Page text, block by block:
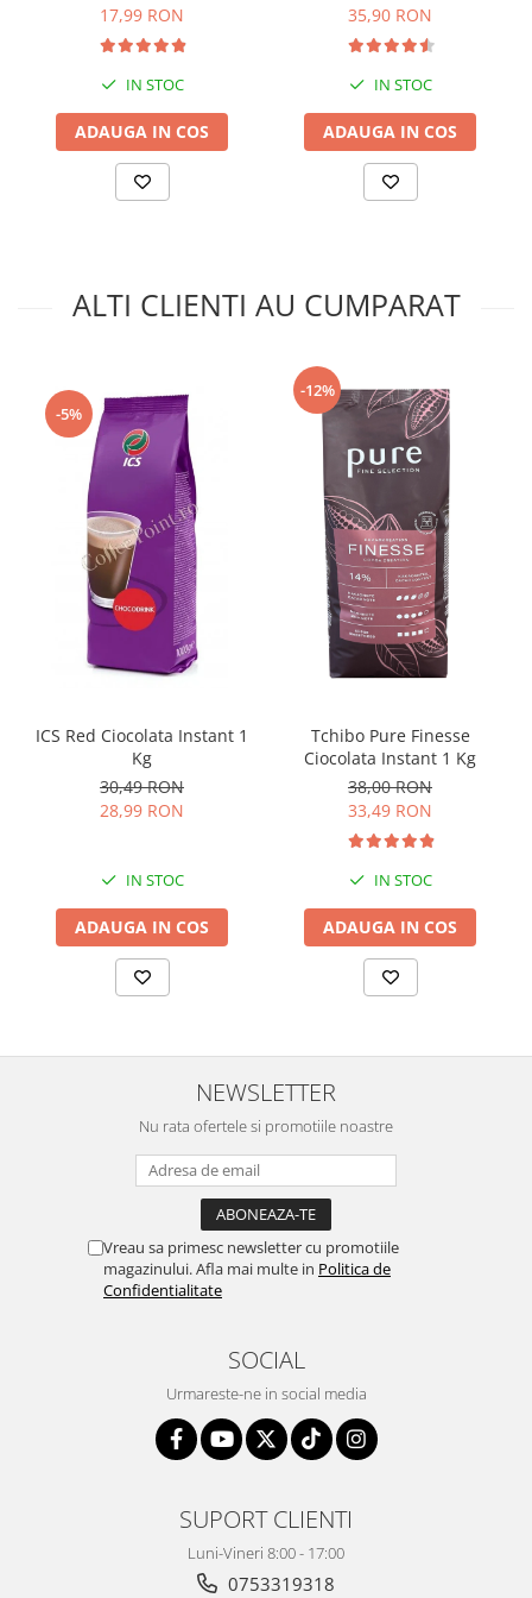
Ristora ciocolată caldă pudră este concepută pentru
are un gust intens de ciocolată.
Sigur că producătorii recomandă folosirea produsului și de
către clienții casnici, respectând doza de pudră
recomandată pentru a obține o băutură delicioasă,
17,99 RON
IN STOC
ADAUGA IN COS
35,90 RON
IN STOC
ADAUGA IN COS
ALTI CLIENTI AU CUMPARAT
-5%
ICS Red Ciocolata Instant 1
Kg
30,49 RON
28,99 RON
IN STOC
ADAUGA IN COS
-12%
Tchibo Pure Finesse
Ciocolata Instant 1 Kg
38,00 RON
33,49 RON
IN STOC
ADAUGA IN COS
NEWSLETTER
Nu rata ofertele si promotiile noastre
Vreau sa primesc newsletter cu promotiile
magazinului. Afla mai multe in Politica de
Confidentialitate
SOCIAL
Urmareste-ne in social media
SUPORT CLIENTI
Luni-Vineri 8:00 - 17:00
0753319318